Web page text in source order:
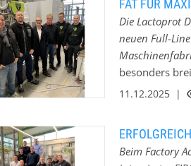
effiziente und
werden.
Roboter-
FAT FÜR
Die Lactoprot
neuen Full-
besonders
der Milch-
hygienische
11.12.2025 |
Beim Factory